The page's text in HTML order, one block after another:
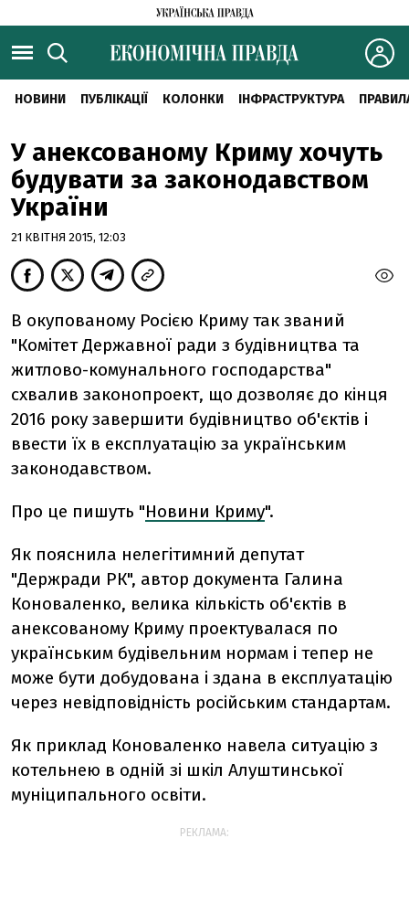
НОВИНИ ПУБЛІКАЦІЇ КОЛОНКИ ІНФРАСТРУКТУРА
У анексованому Криму хочуть
будувати за законодавством
України
21 КВІТНЯ 2015, 12:03
В окупованому Росією Криму так званий
"Комітет Державної ради з будівництва та
житлово-комунального господарства"
схвалив законопроект, що дозволяє до кінця
2016 року завершити будівництво об'єктів і
ввести їх в експлуатацію за українським
законодавством.
Про це пишуть "Новини Криму".
Як пояснила нелегітимний депутат
"Держради РК", автор документа Галина
Коноваленко, велика кількість об'єктів в
анексованому Криму проектувалася по
українським будівельним нормам і тепер не
може бути добудована і здана в експлуатацію
через невідповідність російським стандартам.
Як приклад Коноваленко навела ситуацію з
котельнею в одній зі шкіл Алуштинської
муніципального освіти.
РЕКЛАМА: